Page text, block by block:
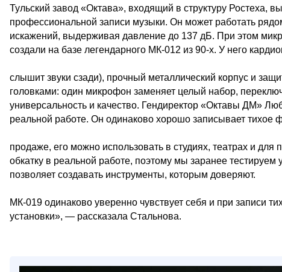
Тульский завод «Октава», входящий в структуру Ростеха,
профессиональной записи музыки. Он может работать
искажений, выдерживая давление до 137 дБ. При этом
создали на базе легендарного МК-012 из 90-х. У него
слышит звуки сзади), прочный металлический корпус и
головками: один микрофон заменяет целый набор,
универсальность и качество. Гендиректор «Октавы ДМ»
реальной работе. Он одинаково хорошо записывает тихое
продаже, его можно использовать в студиях, театрах и
обкатку в реальной работе, поэтому мы заранее
позволяет создавать инструменты, которым доверяют.
МК-019 одинаково уверенно чувствует себя и при записи
установки», — рассказала Стальнова.